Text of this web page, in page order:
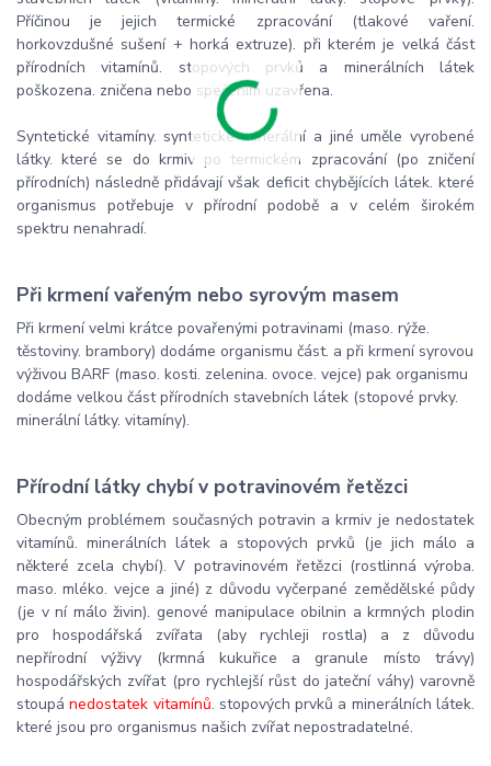
Příčinou je jejich termické zpracování (tlakové vaření.
horkovzdušné sušení + horká extruze). při kterém je velká část
přírodních vitamínů. stopových prvků a minerálních látek
poškozena. zničena nebo spečením uzavřena.
Syntetické vitamíny. syntetické minerální a jiné uměle vyrobené
látky. které se do krmiv po termickém zpracování (po zničení
přírodních) následně přidávají však deficit chybějících látek. které
organismus potřebuje v přírodní podobě a v celém širokém
spektru nenahradí.
Při krmení vařeným nebo syrovým masem
Při krmení velmi krátce povařenými potravinami (maso. rýže.
těstoviny. brambory) dodáme organismu část. a při krmení syrovou
výživou BARF (maso. kosti. zelenina. ovoce. vejce) pak organismu
dodáme velkou část přírodních stavebních látek (stopové prvky.
minerální látky. vitamíny).
Přírodní látky chybí v potravinovém řetězci
Obecným problémem současných potravin a krmiv je nedostatek
vitamínů. minerálních látek a stopových prvků (je jich málo a
některé zcela chybí). V potravinovém řetězci (rostlinná výroba.
maso. mléko. vejce a jiné) z důvodu vyčerpané zemědělské půdy
(je v ní málo živin). genové manipulace obilnin a krmných plodin
pro hospodářská zvířata (aby rychleji rostla) a z důvodu
nepřírodní výživy (krmná kukuřice a granule místo trávy)
hospodářských zvířat (pro rychlejší růst do jateční váhy) varovně
stoupánedostatek vitamínů. stopových prvků a minerálních látek.
které jsou pro organismus našich zvířat nepostradatelné.